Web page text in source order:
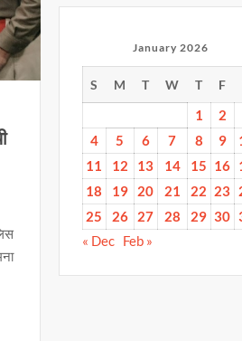
January 2026
S M T W T F
1 2
4
5 6 7 8 9
11
12 13 14 15 16
18
19 20 21 22 23
25
26 27 28 29 30
« Dec Feb »